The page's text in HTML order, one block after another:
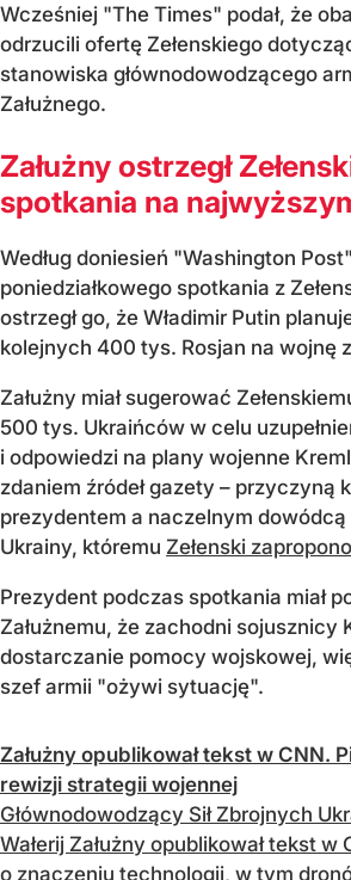
Wcześniej "The Times" podał, że
odrzucili ofertę Zełenskiego
stanowiska głównodowodzącego
Załużnego.
Załużny ostrzegł
spotkania na
Według doniesień "Washington
poniedziałkowego spotkania z
ostrzegł go, że Władimir Putin
kolejnych 400 tys. Rosjan na wojnę
Załużny miał sugerować
500 tys. Ukraińców w celu
i odpowiedzi na plany wojenne
zdaniem źródeł gazety – przyczyną
prezydentem a naczelnym dowódcą
Ukrainy, któremu Zełenski
Prezydent podczas spotkania miał
Załużnemu, że zachodni sojusznicy
dostarczanie pomocy wojskowej,
szef armii "ożywi sytuację".
Załużny opublikował tekst w CNN.
rewizji strategii wojennej
Głównodowodzący Sił Zbrojnych
Wałerij Załużny opublikował tekst w
o znaczeniu technologii, w tym